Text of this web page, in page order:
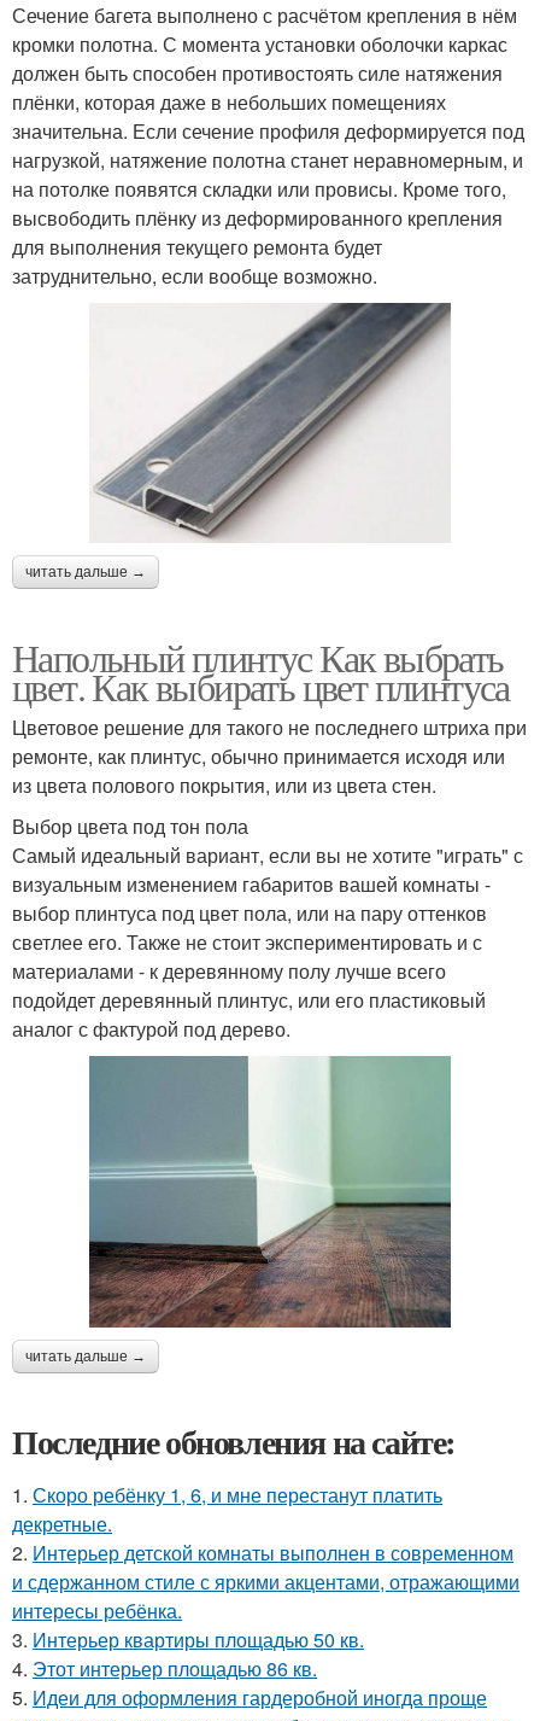
Сечение багета выполнено с расчётом крепления в нём
кромки полотна. С момента установки оболочки каркас
должен быть способен противостоять силе натяжения
плёнки, которая даже в небольших помещениях
значительна. Если сечение профиля деформируется под
нагрузкой, натяжение полотна станет неравномерным, и
на потолке появятся складки или провисы. Кроме того,
высвободить плёнку из деформированного крепления
для выполнения текущего ремонта будет
затруднительно, если вообще возможно.
читать дальше →
Напольный плинтус Как выбрать
цвет. Как выбирать цвет плинтуса
Цветовое решение для такого не последнего штриха при
ремонте, как плинтус, обычно принимается исходя или
из цвета полового покрытия, или из цвета стен.
Выбор цвета под тон пола
Самый идеальный вариант, если вы не хотите "играть" с
визуальным изменением габаритов вашей комнаты -
выбор плинтуса под цвет пола, или на пару оттенков
светлее его. Также не стоит экспериментировать и с
материалами - к деревянному полу лучше всего
подойдет деревянный плинтус, или его пластиковый
аналог с фактурой под дерево.
читать дальше →
Последние обновления на сайте:
1. Скоро ребёнку 1, 6, и мне перестанут платить
декретные.
2. Интерьер детской комнаты выполнен в современном
и сдержанном стиле с яркими акцентами, отражающими
интересы ребёнка.
3. Интерьер квартиры площадью 50 кв.
4. Этот интерьер площадью 86 кв.
5. Идеи для оформления гардеробной иногда проще